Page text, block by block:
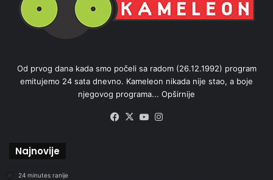
Od prvog dana kada smo počeli sa radom (26.12.1992) program
emitujemo 24 sata dnevno. Kameleon nikada nije stao, a boje
njegovog programa... Opširnije
Facebook
X YouTube
Najnovije
24 minutes ranije